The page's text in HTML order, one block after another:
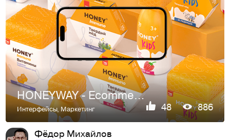
HONEYWAY - Ecommerce website
Интерфейсы,Маркетинг 48 886
Фёдор Михайлов